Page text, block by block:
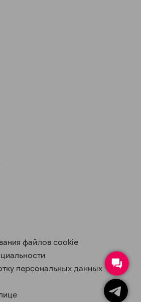
файлов cookie
персональных данных